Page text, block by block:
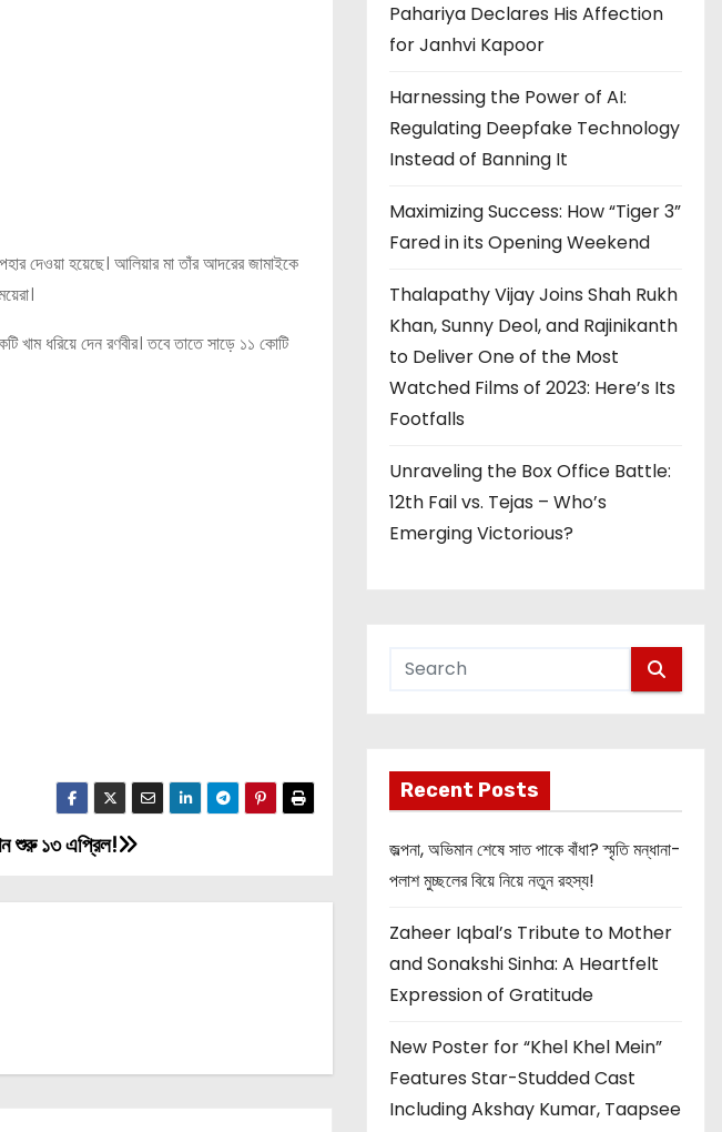
দেওয়া হয়েছে। আলিয়ার মা তাঁর আদরের জামাইকে
খাম ধরিয়ে দেন রণবীর। তবে তাতে সাড়ে ১১ কোটি
শুরু ১৩ এপ্রিল!
Pahariya Declares His Affection
for Janhvi Kapoor
Harnessing the Power of AI:
Regulating Deepfake Technology
Instead of Banning It
Maximizing Success: How “Tiger 3”
Fared in its Opening Weekend
Thalapathy Vijay Joins Shah Rukh
Khan, Sunny Deol, and Rajinikanth
to Deliver One of the Most
Watched Films of 2023: Here’s Its
Footfalls
Unraveling the Box Office Battle:
12th Fail vs. Tejas – Who’s
Emerging Victorious?
Recent Posts
জল্পনা, অভিমান শেষে সাত পাকে বাঁধা? স্মৃতি মন্ধানা-
পলাশ মুচ্ছলের বিয়ে নিয়ে নতুন রহস্য!
Zaheer Iqbal’s Tribute to Mother
and Sonakshi Sinha: A Heartfelt
Expression of Gratitude
New Poster for “Khel Khel Mein”
Features Star-Studded Cast
Including Akshay Kumar, Taapsee